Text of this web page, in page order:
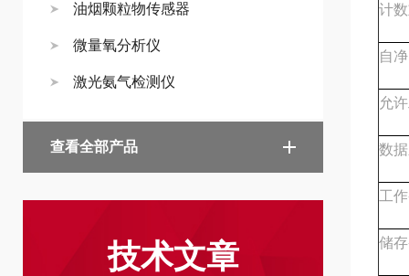
油烟颗粒物传感器
微量氧分析仪
激光氨气检测仪
查看全部产品
技术文章
计
自
允
数
工
储